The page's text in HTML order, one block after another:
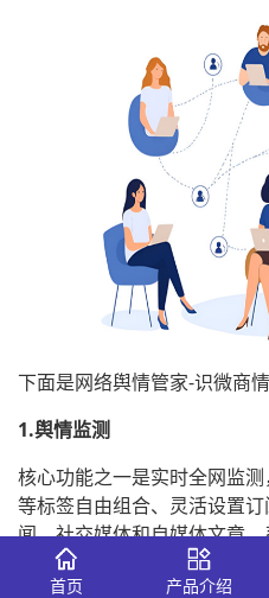
下面是网络舆情管家-识微商
1.舆情监测
核心功能之一是实时全网监
等标签自由组合、灵活设置
闻、社交媒体和自媒体文章
网络上的舆情动态，帮助第
息，并支持关键词监测设置
首页 产品介绍